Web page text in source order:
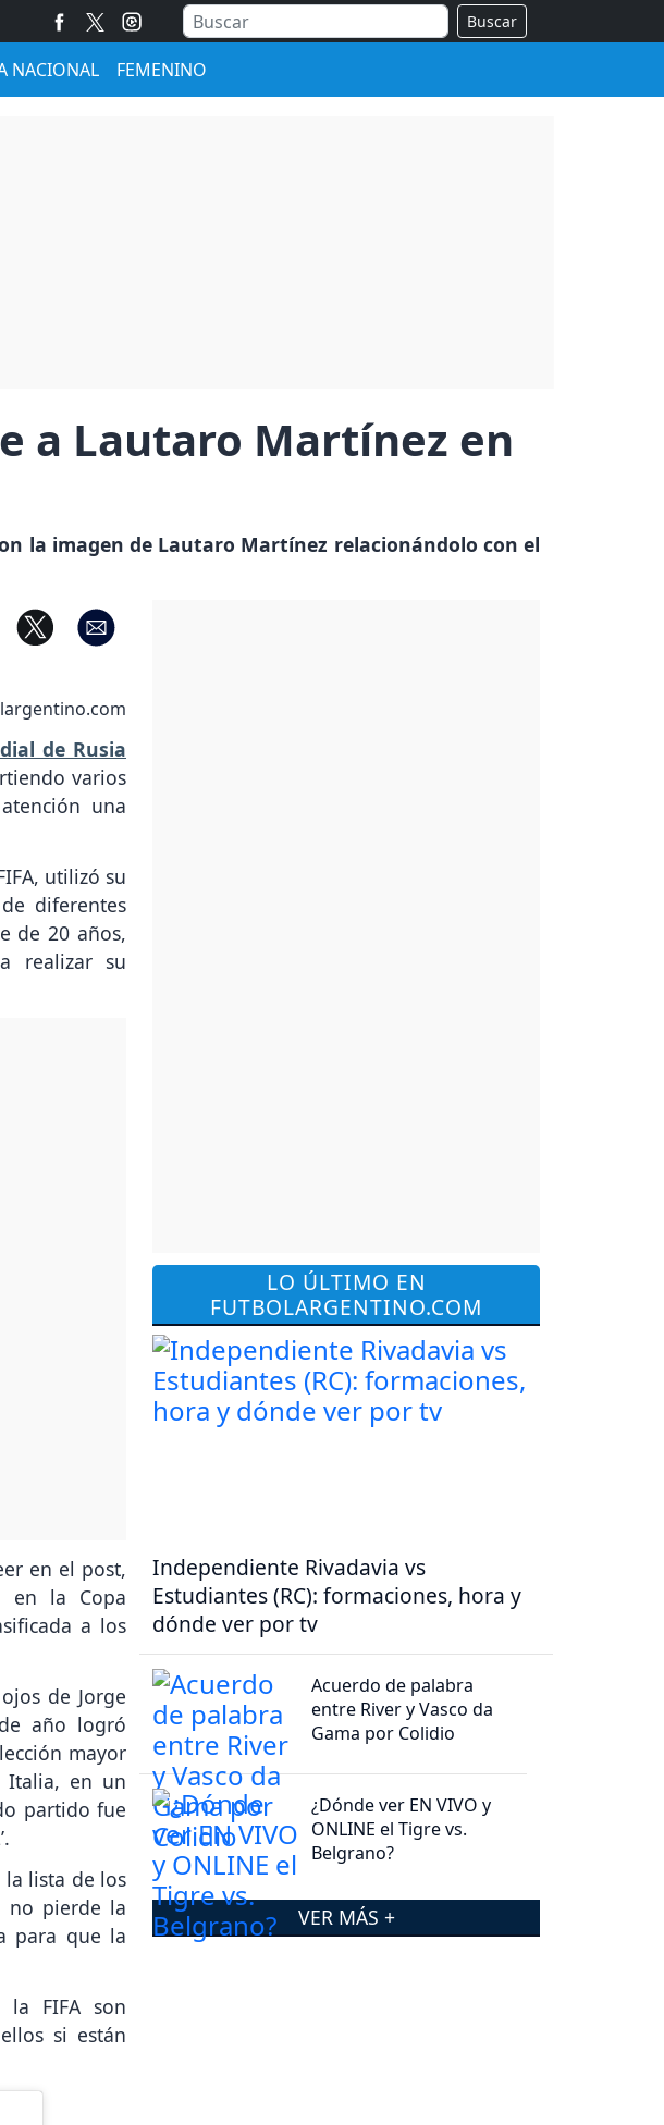
Buscar
NACIONAL FEMENINO
a Lautaro Martínez en
la imagen de Lautaro Martínez relacionándolo con el
de Rusia
varios
una
utilizó su
diferentes
de 20 años,
realizar su
en el post,
en la Copa
a los
de Jorge
año logró
mayor
Italia, en un
partido fue
la lista de los
no pierde la
para que la
la FIFA son
si están
LO ÚLTIMO EN
FUTBOLARGENTINO.COM
Independiente Rivadavia vs
Estudiantes (RC): formaciones, hora y
dónde ver por tv
Acuerdo de palabra
entre River y Vasco da
Gama por Colidio
¿Dónde ver EN VIVO y
ONLINE el Tigre vs.
Belgrano?
VER MÁS +